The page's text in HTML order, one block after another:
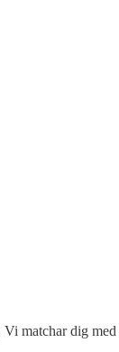
matchar dig med